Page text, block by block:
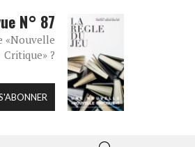
N° 87
«Nouvelle
Critique» ?